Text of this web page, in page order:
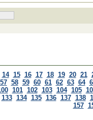
14 15 16 17 18 19 20 21
57 58 59 60 61 62 63 64
101 102 103 104 105
133 134 135 136 137 138
157